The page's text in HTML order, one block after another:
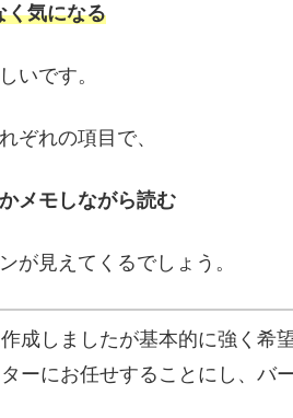
く気になる
いです。
ぞれの項目で、
メモしながら読む
が見えてくるでしょう。
成しましたが基本的に強く希
ーにお任せすることにし、バ